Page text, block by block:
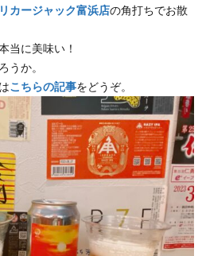
リカージャック富浜店の角打ちでお散
当に美味い！
うか。
こちらの記事をどうぞ。